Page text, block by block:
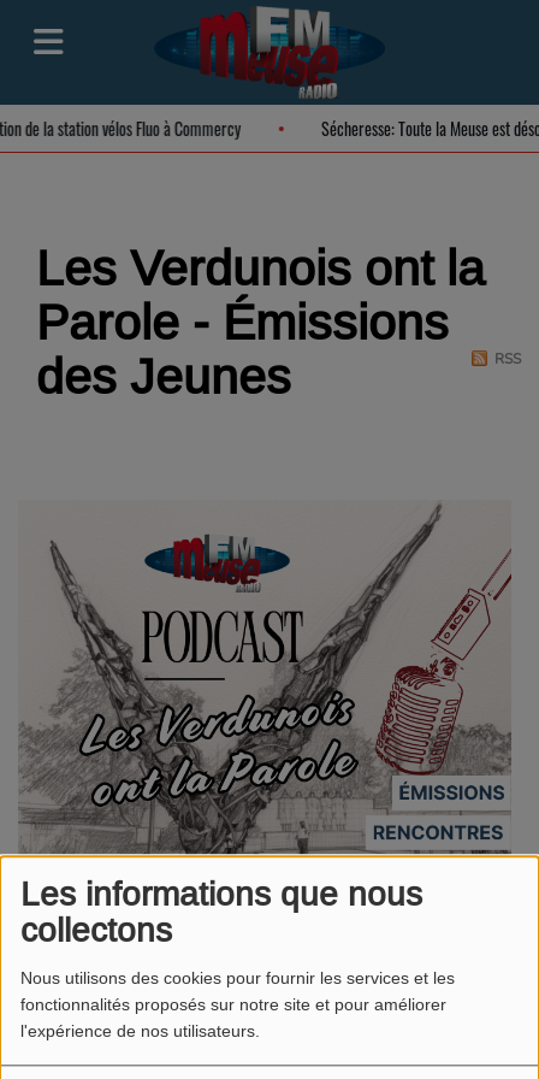
Les informations que nous
collectons
Nous utilisons des cookies pour fournir les services et les
fonctionnalités proposés sur notre site et pour améliorer
l'expérience de nos utilisateurs.
de la station vélos Fluo à Commercy Sécheresse: Toute la Meuse est
Les Verdunois ont la
Parole - Émissions
des Jeunes
RSS
"Un Temps pour Elles" : Les